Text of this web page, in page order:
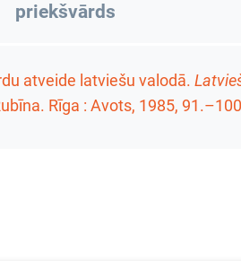
priekšvārds
atveide latviešu valodā.
Rīga : Avots, 1985,